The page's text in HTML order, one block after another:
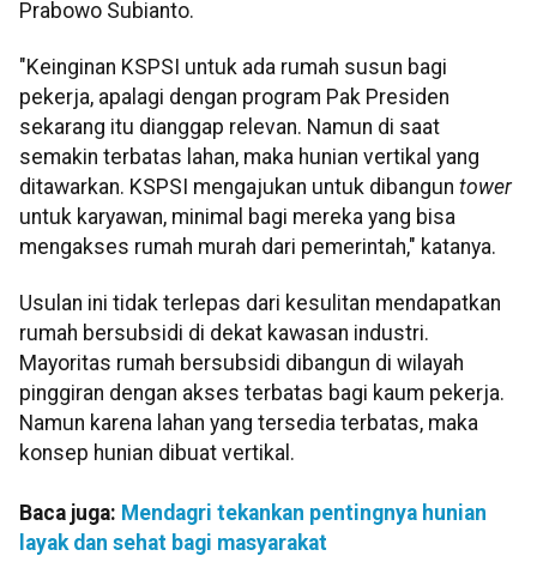
Prabowo Subianto.
"Keinginan KSPSI untuk ada rumah susun bagi
pekerja, apalagi dengan program Pak Presiden
sekarang itu dianggap relevan. Namun di saat
semakin terbatas lahan, maka hunian vertikal yang
ditawarkan. KSPSI mengajukan untuk dibangun tower
untuk karyawan, minimal bagi mereka yang bisa
mengakses rumah murah dari pemerintah," katanya.
Usulan ini tidak terlepas dari kesulitan mendapatkan
rumah bersubsidi di dekat kawasan industri.
Mayoritas rumah bersubsidi dibangun di wilayah
pinggiran dengan akses terbatas bagi kaum pekerja.
Namun karena lahan yang tersedia terbatas, maka
konsep hunian dibuat vertikal.
Baca juga: Mendagri tekankan pentingnya hunian
layak dan sehat bagi masyarakat